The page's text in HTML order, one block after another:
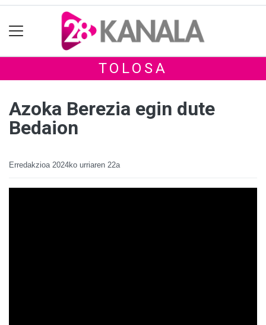
TOLOSA
Azoka Berezia egin dute
Bedaion
Erredakzioa 2024ko urriaren 22a